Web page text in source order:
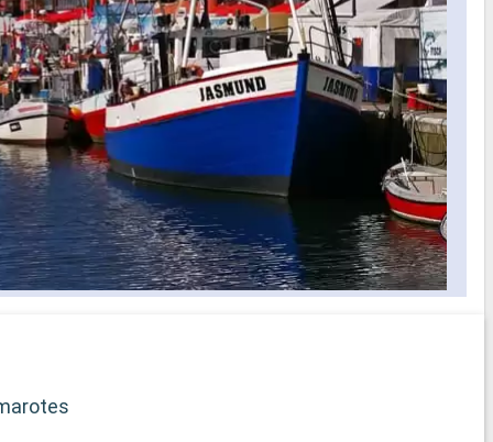
para
niños
zapatillas)
para
los
a bordo
de
servicio de té por la tarde, aperitivos
disponibles día y noche y
entretenimiento en directo por la noche
- Un solárium con piscina privada,
bañeras de hidromasaje, área para tomar
el sol y bar al aire libre con las mejores
- Restaurante gourmet a la carta para
desayuno, almuerzo y cena con libre
elección de horario para cenar